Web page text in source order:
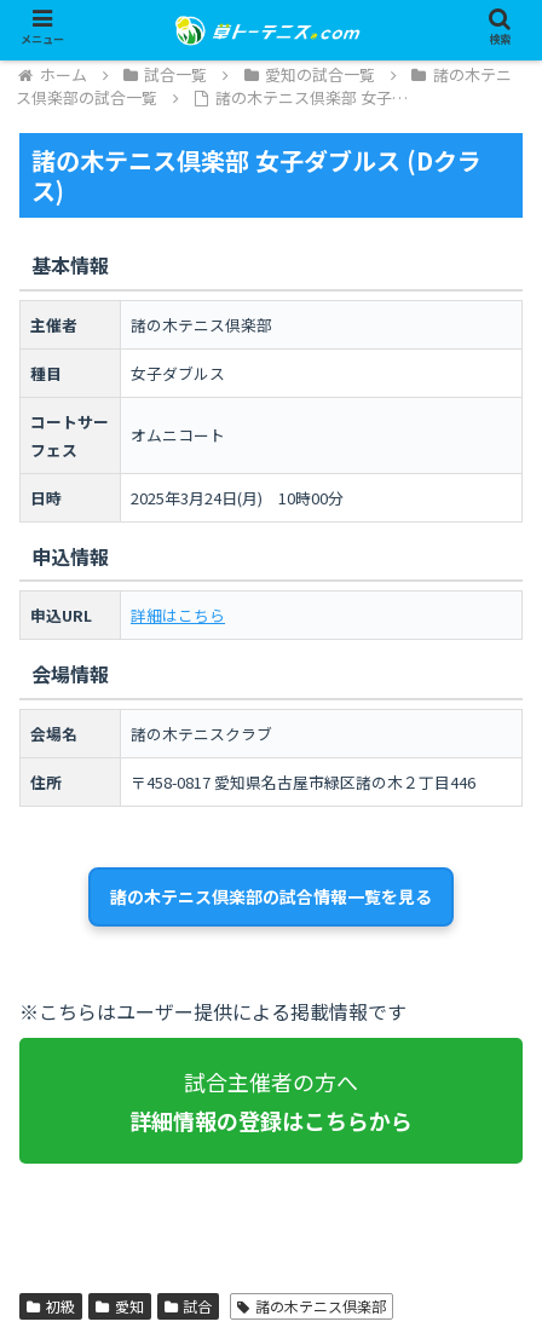
ホーム 試合一覧 愛知の試合一覧
諸の木テニ
ス倶楽部の試合一覧
諸の木テニス倶楽部 女子…
諸の木テニス倶楽部 女子ダブルス (Dクラ
ス)
基本情報
主催者 諸の木テニス倶楽部
種目 女子ダブルス
コートサー
フェス
オムニコート
日時 2025年3月24日(月) 10時00分
申込情報
申込URL 詳細はこちら
会場情報
会場名 諸の木テニスクラブ
住所 〒458-0817 愛知県名古屋市緑区諸の木２丁目446
諸の木テニス倶楽部の試合情報一覧を見る
※こちらはユーザー提供による掲載情報です
試合主催者の方へ
詳細情報の登録はこちらから
初級 愛知 試合 諸の木テニス倶楽部
メニュー 検索